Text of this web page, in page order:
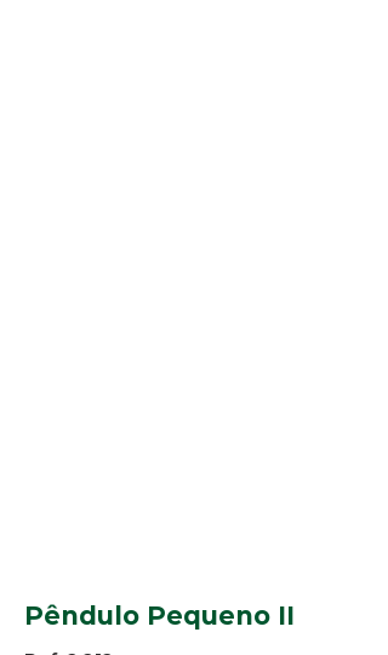
Pêndulo Pequeno II